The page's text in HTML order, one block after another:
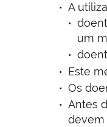
A
um
Este
Os
Antes
devem